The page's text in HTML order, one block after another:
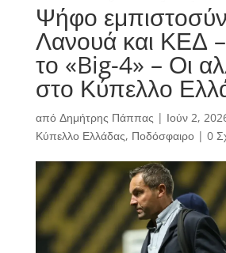
Ψήφο
Λανουά και ΚΕΔ –
το «Big-4» – Οι
στο Κύπελλο
από Δημήτρης Πάππας | Ιούν 2,
Κύπελλο Ελλάδας, Ποδόσφαιρο| 0